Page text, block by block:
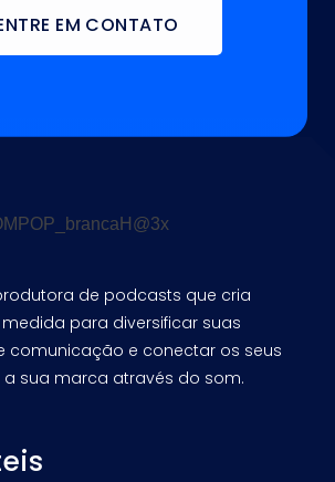
EM CONTATO
de podcasts que cria
para diversificar suas
comunicação e conectar os seus
sua marca através do som.